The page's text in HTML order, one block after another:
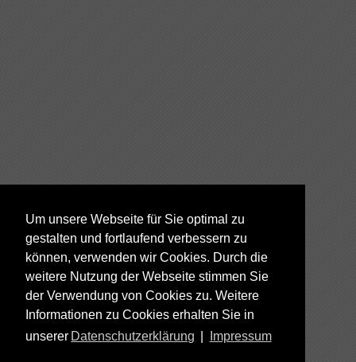
Um unsere Webseite für Sie optimal zu
gestalten und fortlaufend verbessern zu
können, verwenden wir Cookies. Durch die
weitere Nutzung der Webseite stimmen Sie
der Verwendung von Cookies zu. Weitere
Informationen zu Cookies erhalten Sie in
unserer Datenschutzerklärung Impressum